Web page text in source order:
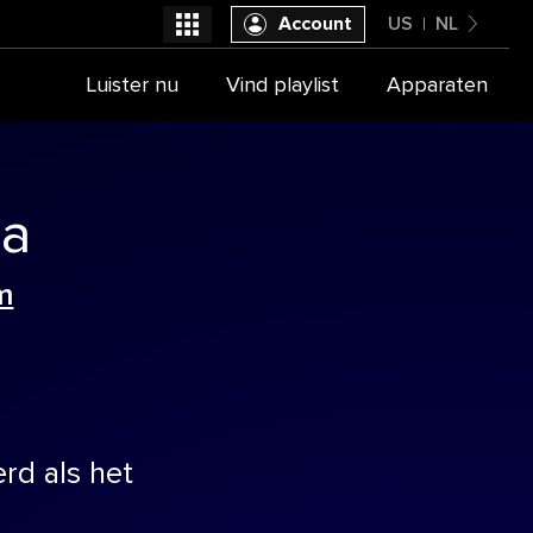
als het
United States
US NL
Account
Luister nu Vind playlist Apparaten